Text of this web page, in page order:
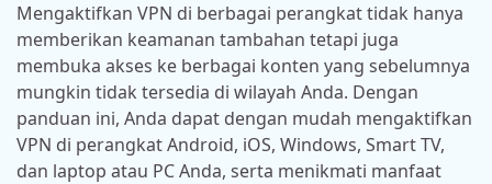
Mengaktifkan VPN di berbagai perangkat tidak hanya
memberikan keamanan tambahan tetapi juga
membuka akses ke berbagai konten yang sebelumnya
mungkin tidak tersedia di wilayah Anda. Dengan
panduan ini, Anda dapat dengan mudah mengaktifkan
VPN di perangkat Android, iOS, Windows, Smart TV,
dan laptop atau PC Anda, serta menikmati manfaat